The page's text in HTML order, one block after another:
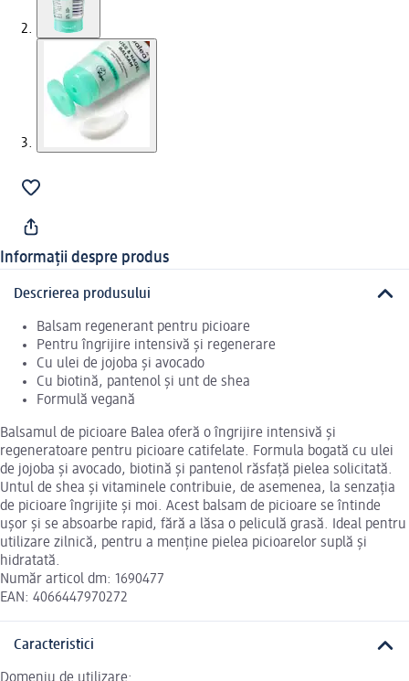
Informații despre produs
Descrierea produsului
Balsam regenerant pentru picioare
Pentru îngrijire intensivă și regenerare
Cu ulei de jojoba și avocado
Cu biotină, pantenol și unt de shea
Formulă vegană
Balsamul de picioare Balea oferă o îngrijire intensivă și
regeneratoare pentru picioare catifelate. Formula bogată cu ulei
de jojoba și avocado, biotină și pantenol răsfață pielea solicitată.
Untul de shea și vitaminele contribuie, de asemenea, la senzația
de picioare îngrijite și moi. Acest balsam de picioare se întinde
ușor și se absoarbe rapid, fără a lăsa o peliculă grasă. Ideal pentru
utilizare zilnică, pentru a menține pielea picioarelor suplă și
hidratată.
Număr articol dm: 1690477
EAN: 4066447970272
Caracteristici